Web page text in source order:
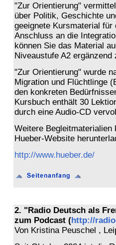
"Zur Orientierung"
über Politik, Geschichte
geeignete Kursmaterial
Anschluss an die
können Sie das Material
Niveaustufe A2
"Zur Orientierung" wurde
Migration und Flüchtlinge
den konkreten
Kursbuch enthält 30
durch eine Audio-CD
Weitere Begleitmaterialien
Hueber-Website
http://www.hueber.de/
2. "Radio Deutsch als
zum Podcast (http://
Von Kristina Peuschel ,